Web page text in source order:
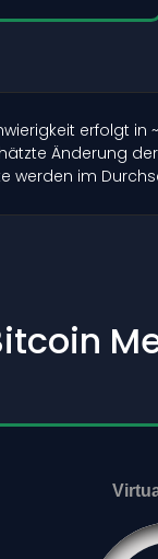
erfolgt in
Änderung der
werden im